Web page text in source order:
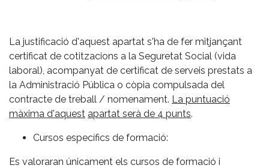
La justificació d'aquest apartat s'ha de fer mitjançant
certificat de cotitzacions a la Seguretat Social (vida
laboral), acompanyat de certificat de serveis prestats a
la Administració Pública o còpia compulsada del
contracte de treball / nomenament. La puntuació
màxima d'aquest apartat serà de 4 punts.
Cursos específics de formació:
Es valoraran únicament els cursos de formació i